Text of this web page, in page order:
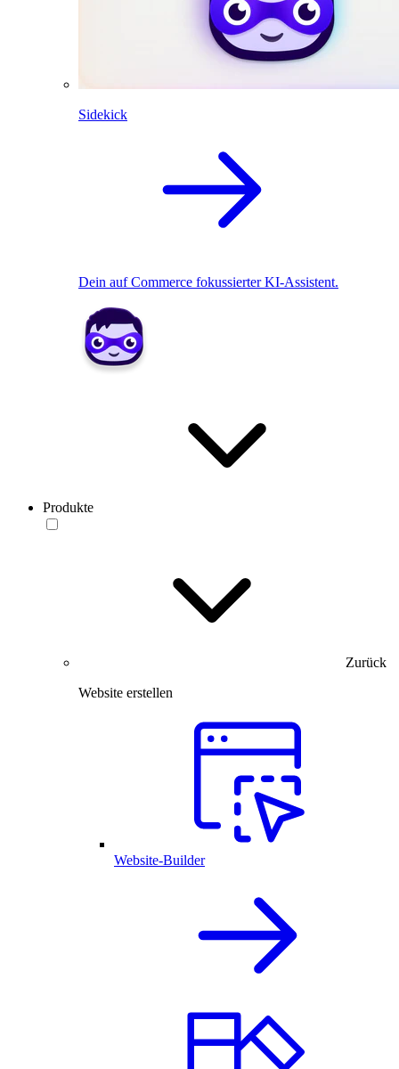
Sidekick
Dein auf Commerce fokussierter KI-Assistent.
Produkte
Zurück
Website erstellen
Website-Builder